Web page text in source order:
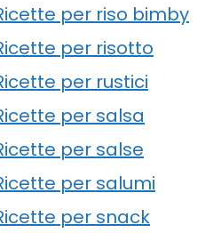
per riso bimby
per risotto
per rustici
per salsa
per salse
per salumi
per snack